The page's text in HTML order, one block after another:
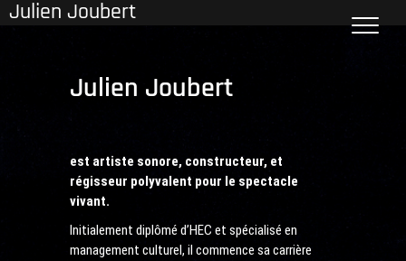
SkipJulien Joubert
Julien Joubert
est artiste sonore, constructeur, et
régisseur polyvalent pour le spectacle
vivant.
Initialement diplômé d’HEC et spécialisé en
management culturel, il commence sa carrière